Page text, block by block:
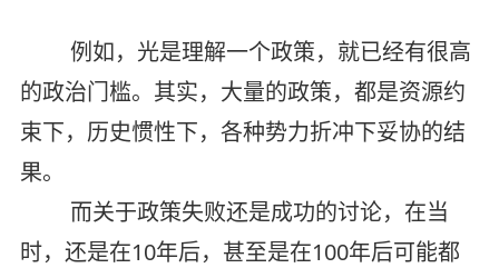
例如，光是理解一个政策，就已经有很高
的政治门槛。其实，大量的政策，都是资源约
束下，历史惯性下，各种势力折冲下妥协的结
果。
而关于政策失败还是成功的讨论，在当
时，还是在10年后，甚至是在100年后可能都